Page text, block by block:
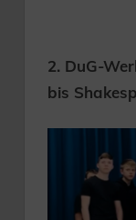
2. DuG-
bis